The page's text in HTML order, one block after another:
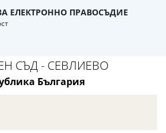
ЕЛЕКТРОННО ПРАВОСЪДИЕ
СЪД - СЕВЛИЕВО
България